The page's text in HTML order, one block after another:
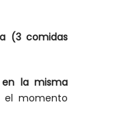
(3 comidas
la misma
el momento